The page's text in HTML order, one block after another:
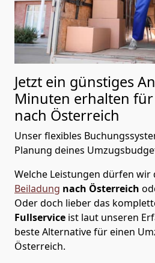
Jetzt ein günstiges
Minuten erhalten
nach Österreich
Unser flexibles
Planung deines
Welche Leistungen dürfen wir
Beiladung nach Österreich
Oder doch lieber das
Fullservice ist laut unseren
beste Alternative für einen
Österreich.